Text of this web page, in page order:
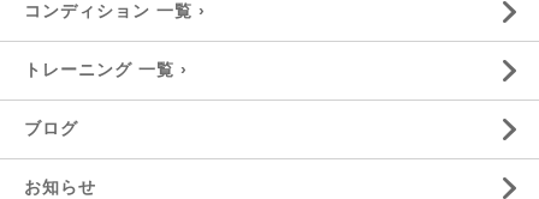
コンディション 一覧 ›
トレーニング 一覧 ›
ブログ
お知らせ